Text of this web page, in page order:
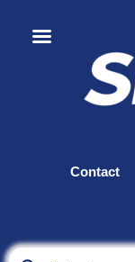
Contact